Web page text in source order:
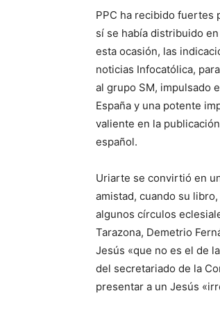
PPC ha recibido fuertes
sí se había distribuido
esta ocasión, las
noticias Infocatólica,
al grupo SM, impulsado
España y una potente
valiente en la
español.
Uriarte se convirtió en
amistad, cuando su
algunos círculos
Tarazona, Demetrio
Jesús «que no es el de
del secretariado de la
presentar a un Jesús